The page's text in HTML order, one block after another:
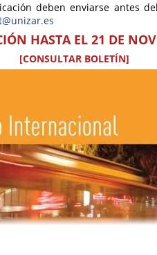
deben enviarse antes
HASTA EL 21 DE
[CONSULTAR BOLETÍN]